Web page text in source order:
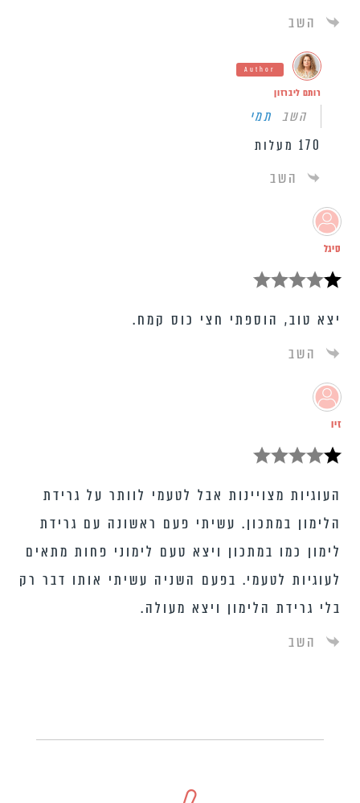
השב
Author
רותם ליברזון
השב תמי
170 מעלות
השב
סיגל
יצא טוב, הוספתי חצי כוס קמח.
השב
זיו
העוגיות מצויינות אבל לטעמי לוותר על גרידת
הלימון במתכון. עשיתי פעם ראשונה עם גרידת
לימון כמו במתכון ויצא טעם לימוני פחות מתאים
לעוגיות לטעמי. בפעם השניה עשיתי אותו דבר רק
בלי גרידת הלימון ויצא מעולה.
השב